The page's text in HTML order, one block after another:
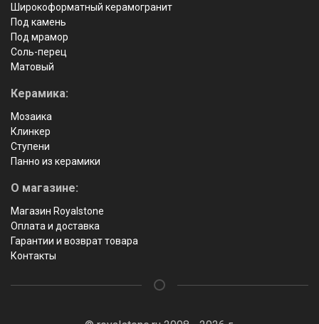
Широкоформатный керамогранит
Под камень
Под мрамор
Соль-перец
Матовый
Керамика:
Мозаика
Клинкер
Ступени
Панно из керамики
О магазине:
Магазин Royalstone
Оплата и доставка
Гарантии и возврат товара
Контакты